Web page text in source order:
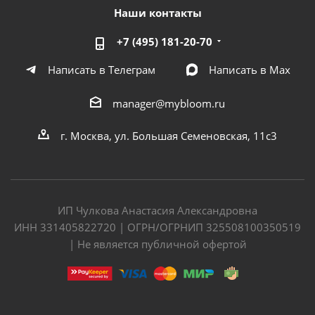
Наши контакты
+7 (495) 181-20-70
Написать в Телеграм
Написать в Мах
manager@mybloom.ru
г. Москва, ул. Большая Семеновская, 11с3
ИП Чулкова Анастасия Александровна
ИНН 331405822720 | ОГРН/ОГРНИП 325508100350519
| Не является публичной офертой